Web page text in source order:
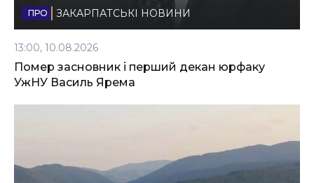
ЗАКАРПАТСЬКІ НОВИНИ
13:00, 10.08.2026
Помер засновник і перший декан юрфаку
УжНУ Василь Ярема